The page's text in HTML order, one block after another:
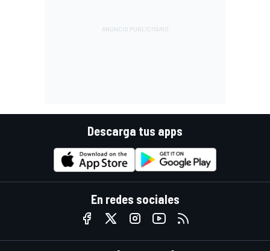
Descarga tus apps
En redes sociales